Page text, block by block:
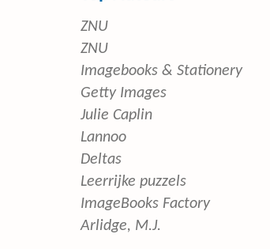
ZNU
ZNU
Imagebooks & Stationery
Getty Images
Julie Caplin
Lannoo
Deltas
Leerrijke puzzels
ImageBooks Factory
Arlidge, M.J.